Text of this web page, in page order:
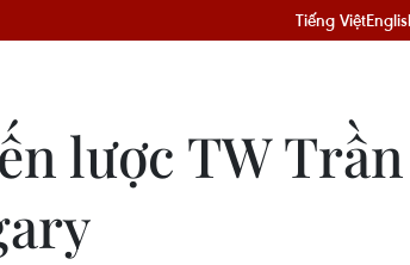
Tiếng Việt
lược TW